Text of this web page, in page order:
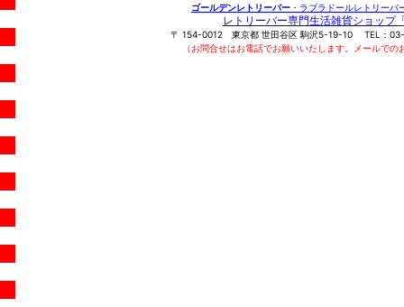
ゴールデンレトリーバー ・ラブラドールレトリー
レトリーバー専門生活雑貨ショップ
〒 154-0012 東京都 世田谷区 駒沢5-19-10 TEL：
（お問合せはお電話でお願いいたします。メールで